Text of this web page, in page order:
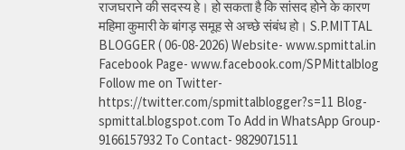
राजघराने की सदस्य हे। हो सकता है कि सांसद होने के कारण
महिमा कुमारी के बांगड़ समूह से अच्छे संबंध हो। S.P.MITTAL
BLOGGER ( 06-08-2026) Website- www.spmittal.in
Facebook Page- www.facebook.com/SPMittalblog
Follow me on Twitter-
https://twitter.com/spmittalblogger?s=11 Blog-
spmittal.blogspot.com To Add in WhatsApp Group-
9166157932 To Contact- 9829071511